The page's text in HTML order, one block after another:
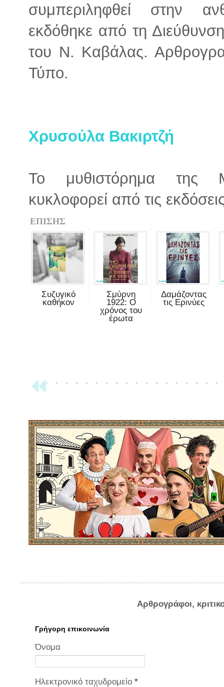
συμπεριληφθεί στην
εκδόθηκε από τη
του Ν. Καβάλας.
Τύπο.
Χρυσούλα Βακιρτζή
Το μυθιστόρημα της
κυκλοφορεί από τις
ΕΠΙΣΗΣ
Συζυγικό
καθήκον
Σμύρνη
1922: Ο
χρόνος του
έρωτα
Δαμάζοντας
τις Ερινύες
Αρθρογράφοι,
Γρήγορη επικοινωνία
Όνομα
Ηλεκτρονικό ταχυδρομείο *